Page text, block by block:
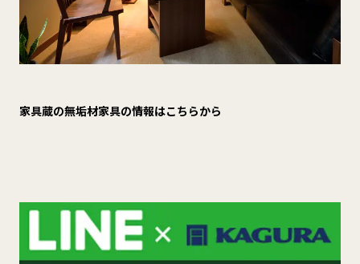
家具蔵の無垢材家具の情報はこちらから